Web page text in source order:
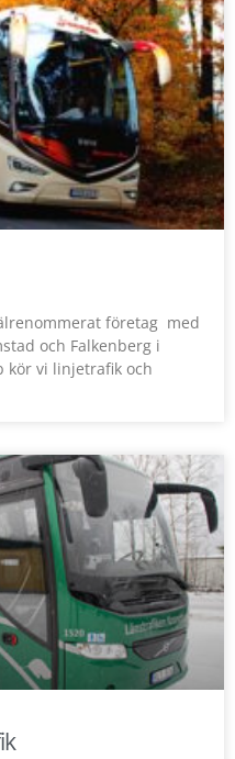
företag med
och Falkenberg i
kör vi linjetrafik och